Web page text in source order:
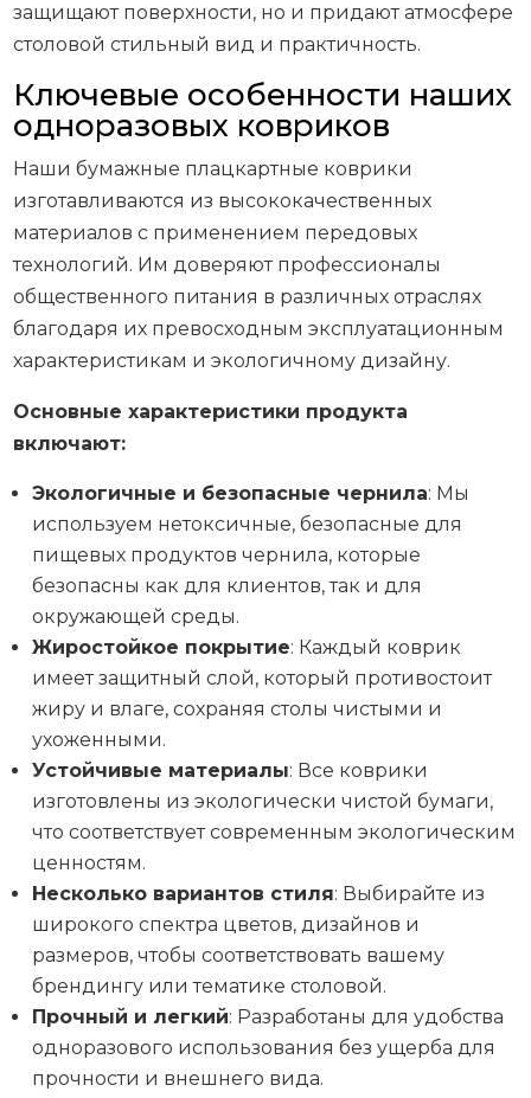
защищают поверхности, но и придают атмосфере
столовой стильный вид и практичность.
Ключевые особенности наших
одноразовых ковриков
Наши бумажные плацкартные коврики
изготавливаются из высококачественных
материалов с применением передовых
технологий. Им доверяют профессионалы
общественного питания в различных отраслях
благодаря их превосходным эксплуатационным
характеристикам и экологичному дизайну.
Основные характеристики продукта
включают:
Экологичные и безопасные чернила: Мы
используем нетоксичные, безопасные для
пищевых продуктов чернила, которые
безопасны как для клиентов, так и для
окружающей среды.
Жиростойкое покрытие: Каждый коврик
имеет защитный слой, который противостоит
жиру и влаге, сохраняя столы чистыми и
ухоженными.
Устойчивые материалы: Все коврики
изготовлены из экологически чистой бумаги,
что соответствует современным экологическим
ценностям.
Несколько вариантов стиля: Выбирайте из
широкого спектра цветов, дизайнов и
размеров, чтобы соответствовать вашему
брендингу или тематике столовой.
Прочный и легкий: Разработаны для удобства
одноразового использования без ущерба для
прочности и внешнего вида.